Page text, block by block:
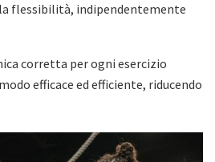
flessibilità, indipendentemente
corretta per ogni esercizio
efficace ed efficiente, riducendo